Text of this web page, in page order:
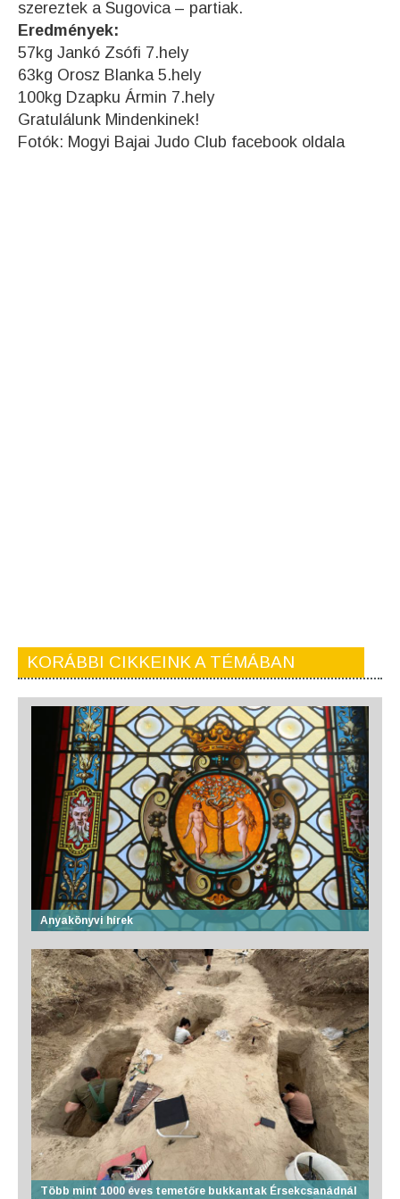
szereztek a Sugovica – partiak.
Eredmények:
57kg Jankó Zsófi 7.hely
63kg Orosz Blanka 5.hely
100kg Dzapku Ármin 7.hely
Gratulálunk Mindenkinek!
Fotók: Mogyi Bajai Judo Club facebook oldala
KORÁBBI CIKKEINK A TÉMÁBAN
Anyakönyvi hírek
Több mint 1000 éves temetőre bukkantak Érsekcsanádnál